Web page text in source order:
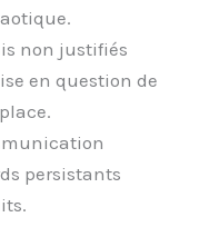
non justifiés
en question de
persistants